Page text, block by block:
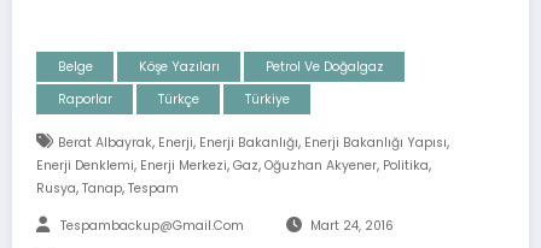
Belge Köşe Yazıları
Petrol Ve Doğalgaz
Raporlar
Türkçe Türkiye
Berat Albayrak, Enerji, Enerji Bakanlığı, Enerji Bakanlığı Yapısı,
Enerji Denklemi, Enerji Merkezi, Gaz, Oğuzhan Akyener, Politika,
Rusya, Tanap, Tespam
Tespambackup@gmail.com Mart 24, 2016